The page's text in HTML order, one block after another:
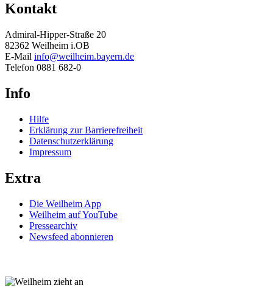
Kontakt
Admiral-Hipper-Straße 20
82362 Weilheim i.OB
E-Mail info@weilheim.bayern.de
Telefon 0881 682-0
Info
Hilfe
Erklärung zur Barrierefreiheit
Datenschutzerklärung
Impressum
Extra
Die Weilheim App
Weilheim auf YouTube
Pressearchiv
Newsfeed abonnieren